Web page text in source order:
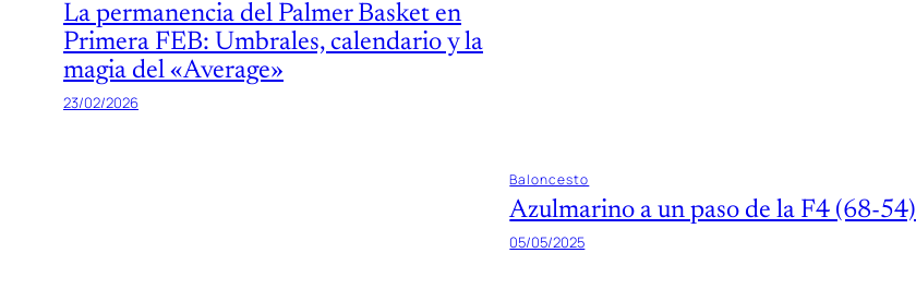
La permanencia del Palmer Basket en
Primera FEB: Umbrales, calendario y la
magia del «Average»
23/02/2026
Baloncesto
Azulmarino a un paso de la F4 (68-54)
05/05/2025